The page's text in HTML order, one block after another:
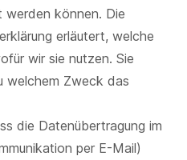
werden können. Die
erläutert, welche
wir sie nutzen. Sie
welchem Zweck das
die Datenübertragung im
per E-Mail)